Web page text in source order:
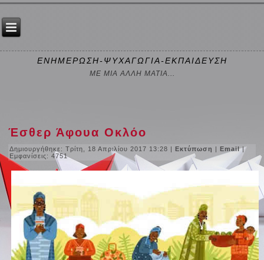
ΕΝΗΜΕΡΩΣΗ-ΨΥΧΑΓΩΓΙΑ-ΕΚΠΑΙΔΕΥΣΗ
ΜΕ ΜΙΑ ΑΛΛΗ ΜΑΤΙΑ...
Έσθερ Άφουα Οκλόο
Δημιουργήθηκε: Τρίτη, 18 Απριλίου 2017 13:28 |Εκτύπωση |Email|
Εμφανίσεις: 4751